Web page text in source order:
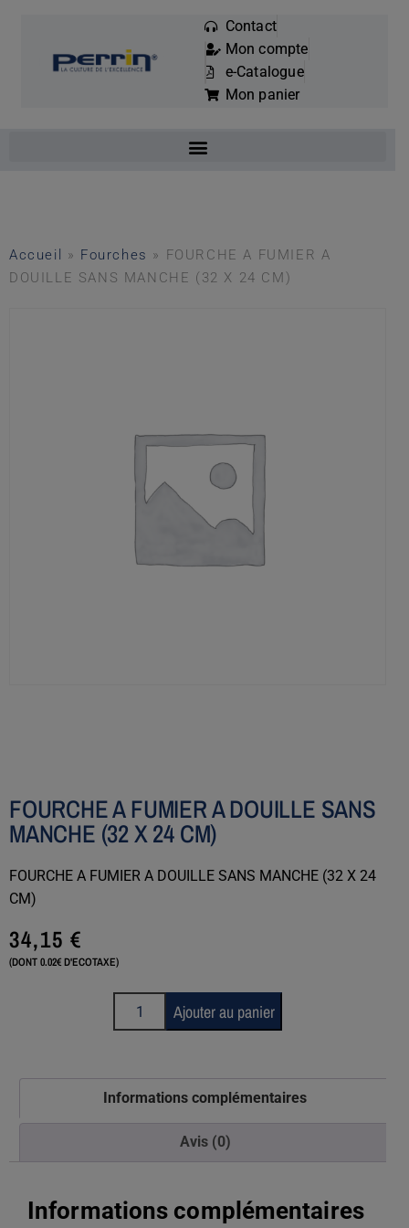
Mots
clés
:
Contact
Mon compte
e-Catalogue
Mon panier
Accueil » Fourches » FOURCHE A FUMIER A
DOUILLE SANS MANCHE (32 X 24 CM)
FOURCHE A FUMIER A DOUILLE SANS
MANCHE (32 X 24 CM)
FOURCHE A FUMIER A DOUILLE SANS MANCHE (32 X 24
CM)
34,15€
(DONT 0.02€ D'ECOTAXE)
Ajouter au panier
Informations complémentaires
Avis (0)
Informations complémentaires